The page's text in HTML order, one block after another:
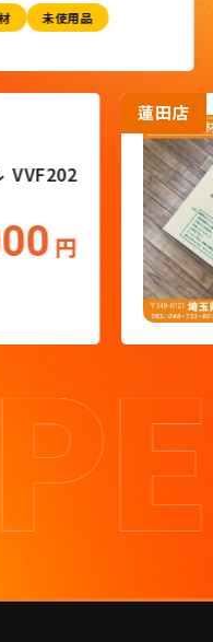
矢崎エナジー VVFケー
2×2.0mm 灰 100m
買取価格
未使用品